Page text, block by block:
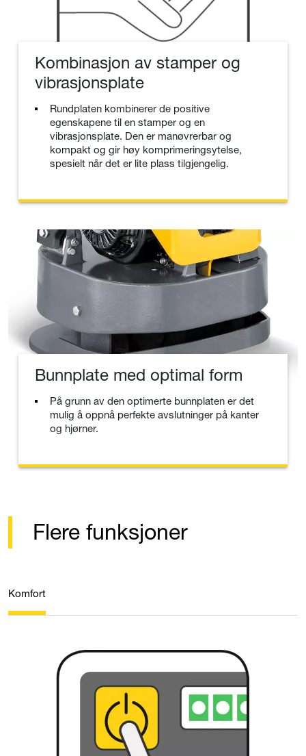
Kombinasjon av stamper og
vibrasjonsplate
Rundplaten kombinerer de positive
egenskapene til en stamper og en
vibrasjonsplate. Den er manøvrerbar og
kompakt og gir høy komprimeringsytelse,
spesielt når det er lite plass tilgjengelig.
Bunnplate med optimal form
På grunn av den optimerte bunnplaten er det
mulig å oppnå perfekte avslutninger på kanter
og hjørner.
Flere funksjoner
Komfort